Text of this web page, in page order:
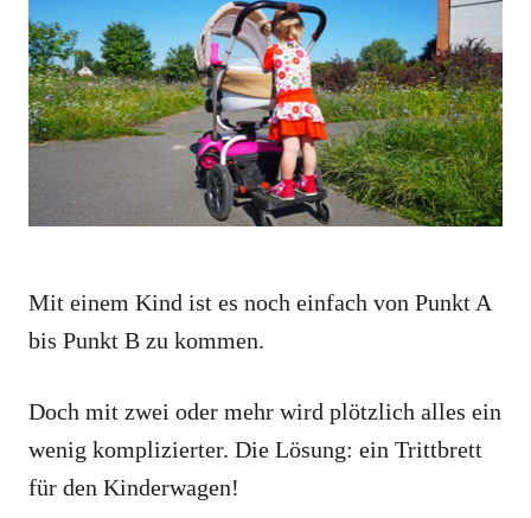
n
r
i
e
s
Mit einem Kind ist es noch einfach von Punkt A
bis Punkt B zu kommen.
Doch mit zwei oder mehr wird plötzlich alles ein
wenig komplizierter. Die Lösung: ein Trittbrett
für den Kinderwagen!